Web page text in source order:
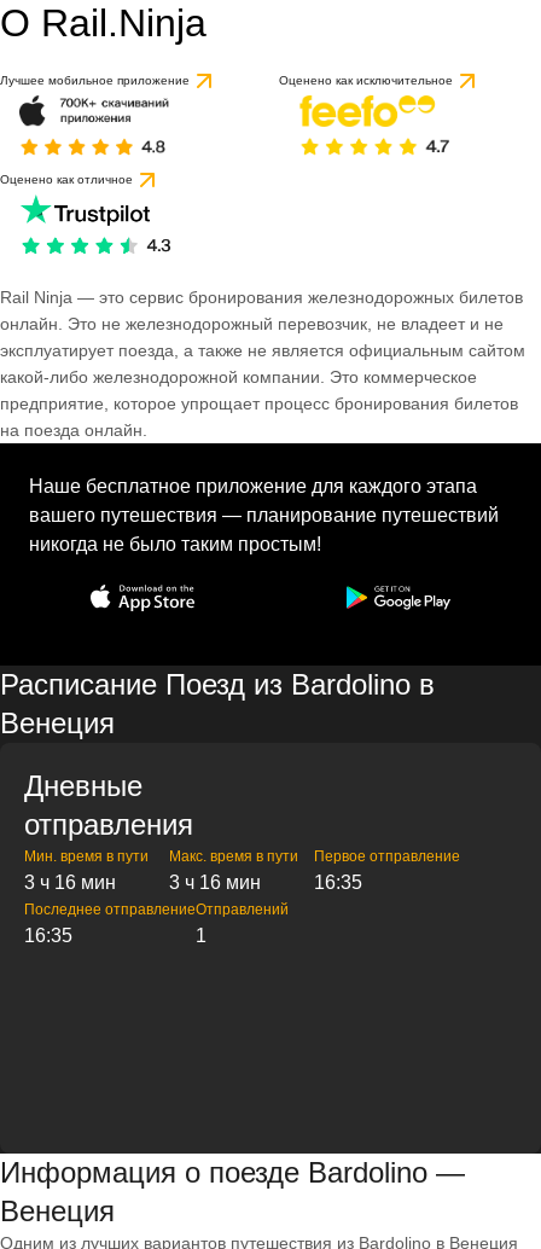
О Rail.Ninja
Лучшее мобильное приложение Оценено как исключительное
Оценено как отличное
Rail Ninja — это сервис бронирования железнодорожных билетов
онлайн. Это не железнодорожный перевозчик, не владеет и не
эксплуатирует поезда, а также не является официальным сайтом
какой-либо железнодорожной компании. Это коммерческое
предприятие, которое упрощает процесс бронирования билетов
на поезда онлайн.
Наше бесплатное приложение для каждого этапа
вашего путешествия — планирование путешествий
никогда не было таким простым!
Расписание Поезд из Bardolino в
Венеция
Дневные
отправления
Мин. время в пути
3 ч 16 мин
Макс. время в пути
3 ч 16 мин
Первое отправление
16:35
Последнее отправление
16:35
Отправлений
1
Информация о поезде Bardolino —
Венеция
Одним из лучших вариантов путешествия из Bardolino в Венеция